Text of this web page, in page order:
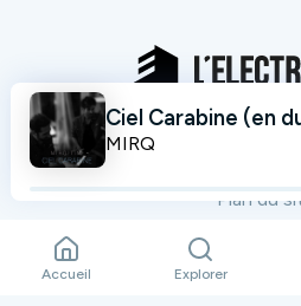
Plan du
Ciel Carabine (en
MIRQ
Accueil Explorer